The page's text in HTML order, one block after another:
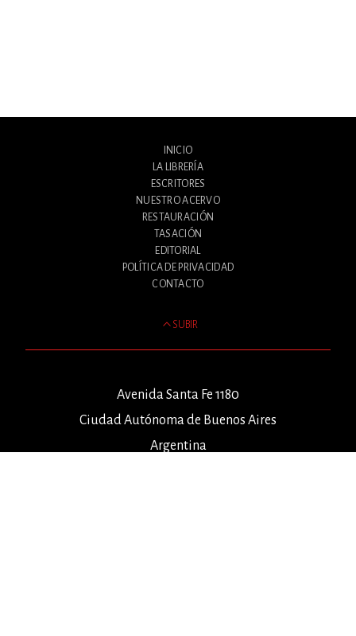
INICIO
LA LIBRERÍA
ESCRITORES
NUESTRO ACERVO
RESTAURACIÓN
TASACIÓN
EDITORIAL
POLÍTICA DE PRIVACIDAD
CONTACTO
SUBIR
Avenida Santa Fe 1180
Ciudad Autónoma de Buenos Aires
Argentina